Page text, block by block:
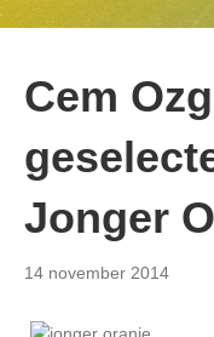
Cem
Jonger
14 november 2014